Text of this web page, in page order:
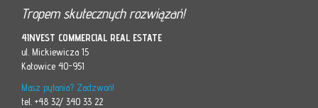
Tropem skutecznych rozwiązań!
4INVEST COMMERCIAL REAL ESTATE
ul. Mickiewicza 15
Katowice 40-951
Masz pytania? Zadzwoń!
tel. +48 32/ 340 33 22